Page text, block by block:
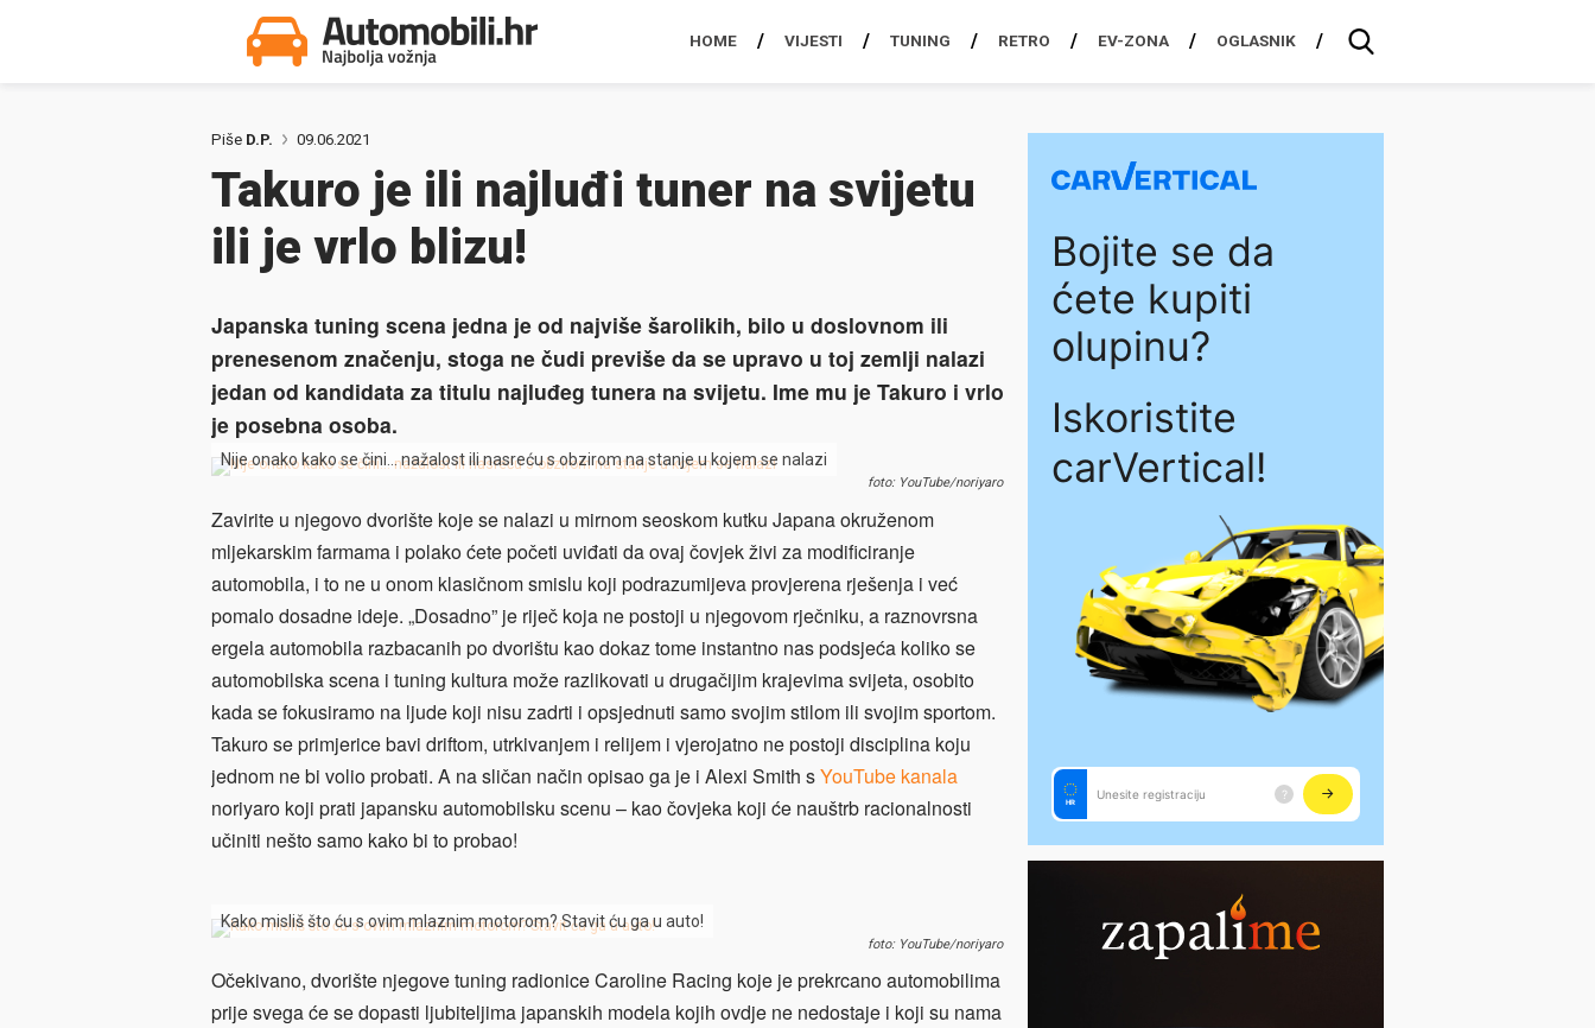
HOME VIJESTI TUNING RETRO EV-ZONA OGLASNIK
Piše D.P. 09.06.2021
Takuro je ili najluđi tuner na svijetu
ili je vrlo blizu!
Japanska tuning scena jedna je od najviše šarolikih, bilo u doslovnom ili
prenesenom značenju, stoga ne čudi previše da se upravo u toj zemlji nalazi
jedan od kandidata za titulu najluđeg tunera na svijetu. Ime mu je Takuro i vrlo
je posebna osoba.
Nije onako kako se čini… nažalost ili nasreću s obzirom na stanje u kojem se nalazi
foto: YouTube/noriyaro
Zavirite u njegovo dvorište koje se nalazi u mirnom seoskom kutku Japana okruženom
mljekarskim farmama i polako ćete početi uviđati da ovaj čovjek živi za modificiranje
automobila, i to ne u onom klasičnom smislu koji podrazumijeva provjerena rješenja i već
pomalo dosadne ideje. „Dosadno” je riječ koja ne postoji u njegovom rječniku, a raznovrsna
ergela automobila razbacanih po dvorištu kao dokaz tome instantno nas podsjeća koliko se
automobilska scena i tuning kultura može razlikovati u drugačijim krajevima svijeta, osobito
kada se fokusiramo na ljude koji nisu zadrti i opsjednuti samo svojim stilom ili svojim sportom.
Takuro se primjerice bavi driftom, utrkivanjem i relijem i vjerojatno ne postoji disciplina koju
jednom ne bi volio probati. A na sličan način opisao ga je i Alexi Smith sYouTube kanala
noriyaro koji prati japansku automobilsku scenu – kao čovjeka koji će nauštrb racionalnosti
učiniti nešto samo kako bi to probao!
Kako misliš što ću s ovim mlaznim motorom? Stavit ću ga u auto!
foto: YouTube/noriyaro
Očekivano, dvorište njegove tuning radionice Caroline Racing koje je prekrcano automobilima
prije svega će se dopasti ljubiteljima japanskih modela kojih ovdje ne nedostaje i koji su nama